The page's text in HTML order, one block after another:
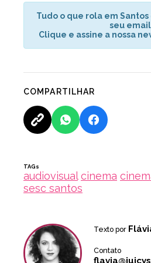
Tudo o que rola em
seu
Clique e assine a nossa
COMPARTILHAR
TAGs
audiovisual cinema
sesc santos
Texto por
Contato